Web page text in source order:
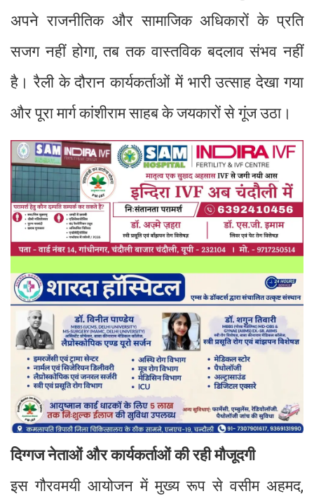
अपने राजनीतिक और सामाजिक अधिकारों के प्रति
सजग नहीं होगा, तब तक वास्तविक बदलाव संभव नहीं
है। रैली के दौरान कार्यकर्ताओं में भारी उत्साह देखा गया
और पूरा मार्ग कांशीराम साहब के जयकारों से गूंज उठा।
दिग्गज नेताओं और कार्यकर्ताओं की रही मौजूदगी
इस गौरवमयी आयोजन में मुख्य रूप से वसीम अहमद,